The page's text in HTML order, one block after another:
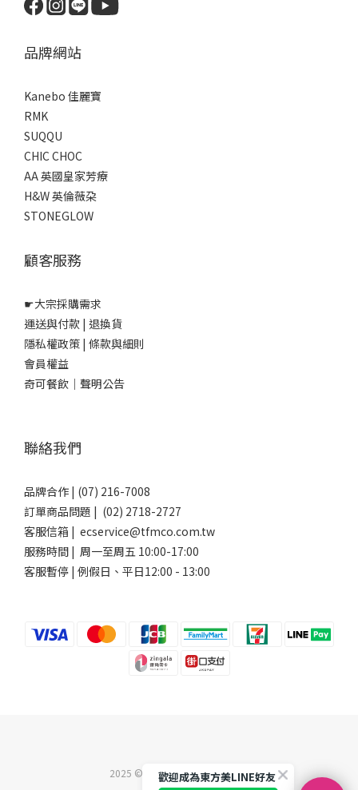
品牌網站
Kanebo 佳麗寶
RMK
SUQQU
CHIC CHOC
AA 英國皇家芳療
H&W 英倫薇朶
STONEGLOW
顧客服務
☛大宗採購需求
運送與付款 | 退換貨
隱私權政策 | 條款與細則
會員權益
奇可餐飲｜聲明公告
聯絡我們
品牌合作 | (07) 216-7008
訂單商品問題 | (02) 2718-2727
客服信箱 | ecservice@tfmco.com.tw
服務時間 | 周一至周五 10:00-17:00
客服暫停 | 例假日、平日12:00 - 13:00
2025 ©東方美企業股份有限公司
歡迎成為東方美LINE好友